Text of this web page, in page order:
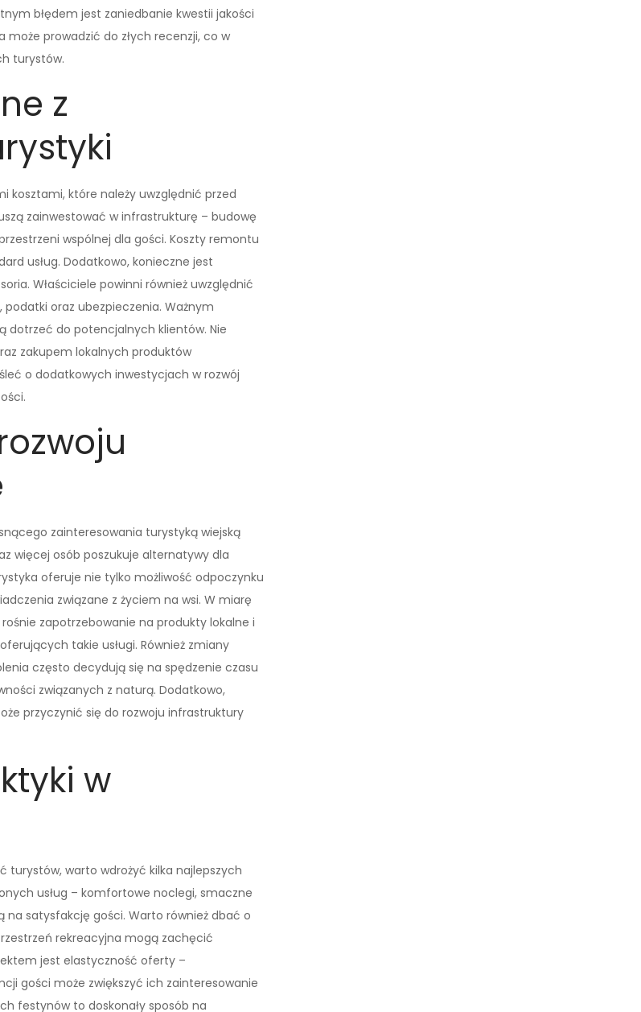
błędem jest zaniedbanie kwestii jakości
może prowadzić do złych recenzji, co w
turystów.
z
kosztami, które należy uwzględnić przed
zainwestować w infrastrukturę – budowę
wspólnej dla gości. Koszty remontu
usług. Dodatkowo, konieczne jest
Właściciele powinni również uwzględnić
oraz ubezpieczenia. Ważnym
dotrzeć do potencjalnych klientów. Nie
zakupem lokalnych produktów
o dodatkowych inwestycjach w rozwój
zainteresowania turystyką wiejską
więcej osób poszukuje alternatywy dla
oferuje nie tylko możliwość odpoczynku
związane z życiem na wsi. W miarę
zapotrzebowanie na produkty lokalne i
takie usługi. Również zmiany
często decydują się na spędzenie czasu
związanych z naturą. Dodatkowo,
przyczynić się do rozwoju infrastruktury
w
turystów, warto wdrożyć kilka najlepszych
usług – komfortowe noclegi, smaczne
na satysfakcję gości. Warto również dbać o
rekreacyjna mogą zachęcić
jest elastyczność oferty –
gości może zwiększyć ich zainteresowanie
festynów to doskonały sposób na